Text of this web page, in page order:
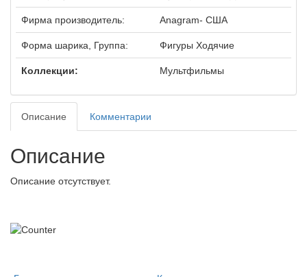
Фирма производитель: Anagram- США
Форма шарика, Группа: Фигуры Ходячие
Коллекции: Мультфильмы
Описание Комментарии
Описание
Описание отсутствует.